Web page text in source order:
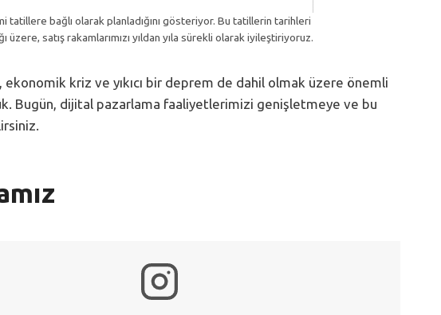
tatillere bağlı olarak planladığını gösteriyor. Bu tatillerin tarihleri
satış rakamlarımızı yıldan yıla sürekli olarak iyileştiriyoruz.
kriz ve yıkıcı bir deprem de dahil olmak üzere önemli
Bugün, dijital pazarlama faaliyetlerimizi genişletmeye ve bu